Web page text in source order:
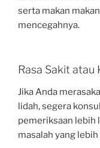
serta makan
mencegahnya.
Rasa Sakit atau
Jika Anda
lidah, segera
pemeriksaan lebih
masalah yang